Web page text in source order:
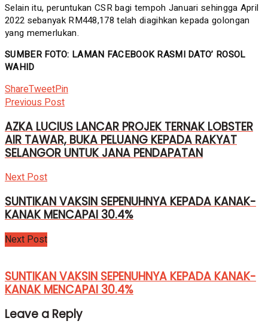
Selain itu, peruntukan CSR bagi tempoh Januari sehingga April
2022 sebanyak RM448,178 telah diagihkan kepada golongan
yang memerlukan.
SUMBER FOTO: LAMAN FACEBOOK RASMI DATO’ ROSOL
WAHID
ShareTweetPin
Previous Post
AZKA LUCIUS LANCAR PROJEK TERNAK LOBSTER
AIR TAWAR, BUKA PELUANG KEPADA RAKYAT
SELANGOR UNTUK JANA PENDAPATAN
Next Post
SUNTIKAN VAKSIN SEPENUHNYA KEPADA KANAK-
KANAK MENCAPAI 30.4%
Next Post
SUNTIKAN VAKSIN SEPENUHNYA KEPADA KANAK-
KANAK MENCAPAI 30.4%
Leave a Reply